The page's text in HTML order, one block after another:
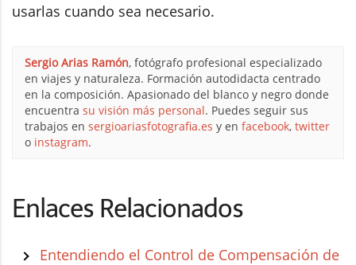
usarlas cuando sea necesario.
Sergio Arias Ramón, fotógrafo profesional especializado
en viajes y naturaleza. Formación autodidacta centrado
en la composición. Apasionado del blanco y negro donde
encuentra su visión más personal. Puedes seguir sus
trabajos en sergioariasfotografia.es y en facebook, twitter
o instagram.
Enlaces Relacionados
Entendiendo el Control de Compensación de